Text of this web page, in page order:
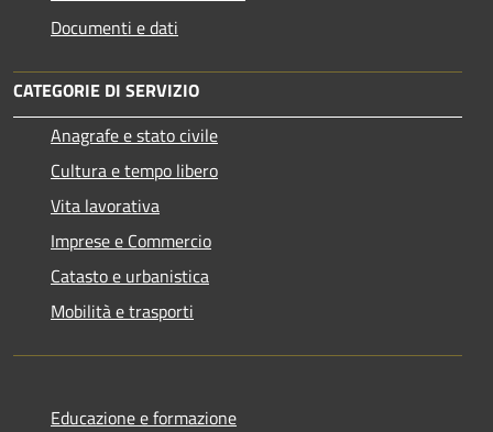
Documenti e dati
CATEGORIE DI SERVIZIO
Anagrafe e stato civile
Cultura e tempo libero
Vita lavorativa
Imprese e Commercio
Catasto e urbanistica
Mobilità e trasporti
Educazione e formazione